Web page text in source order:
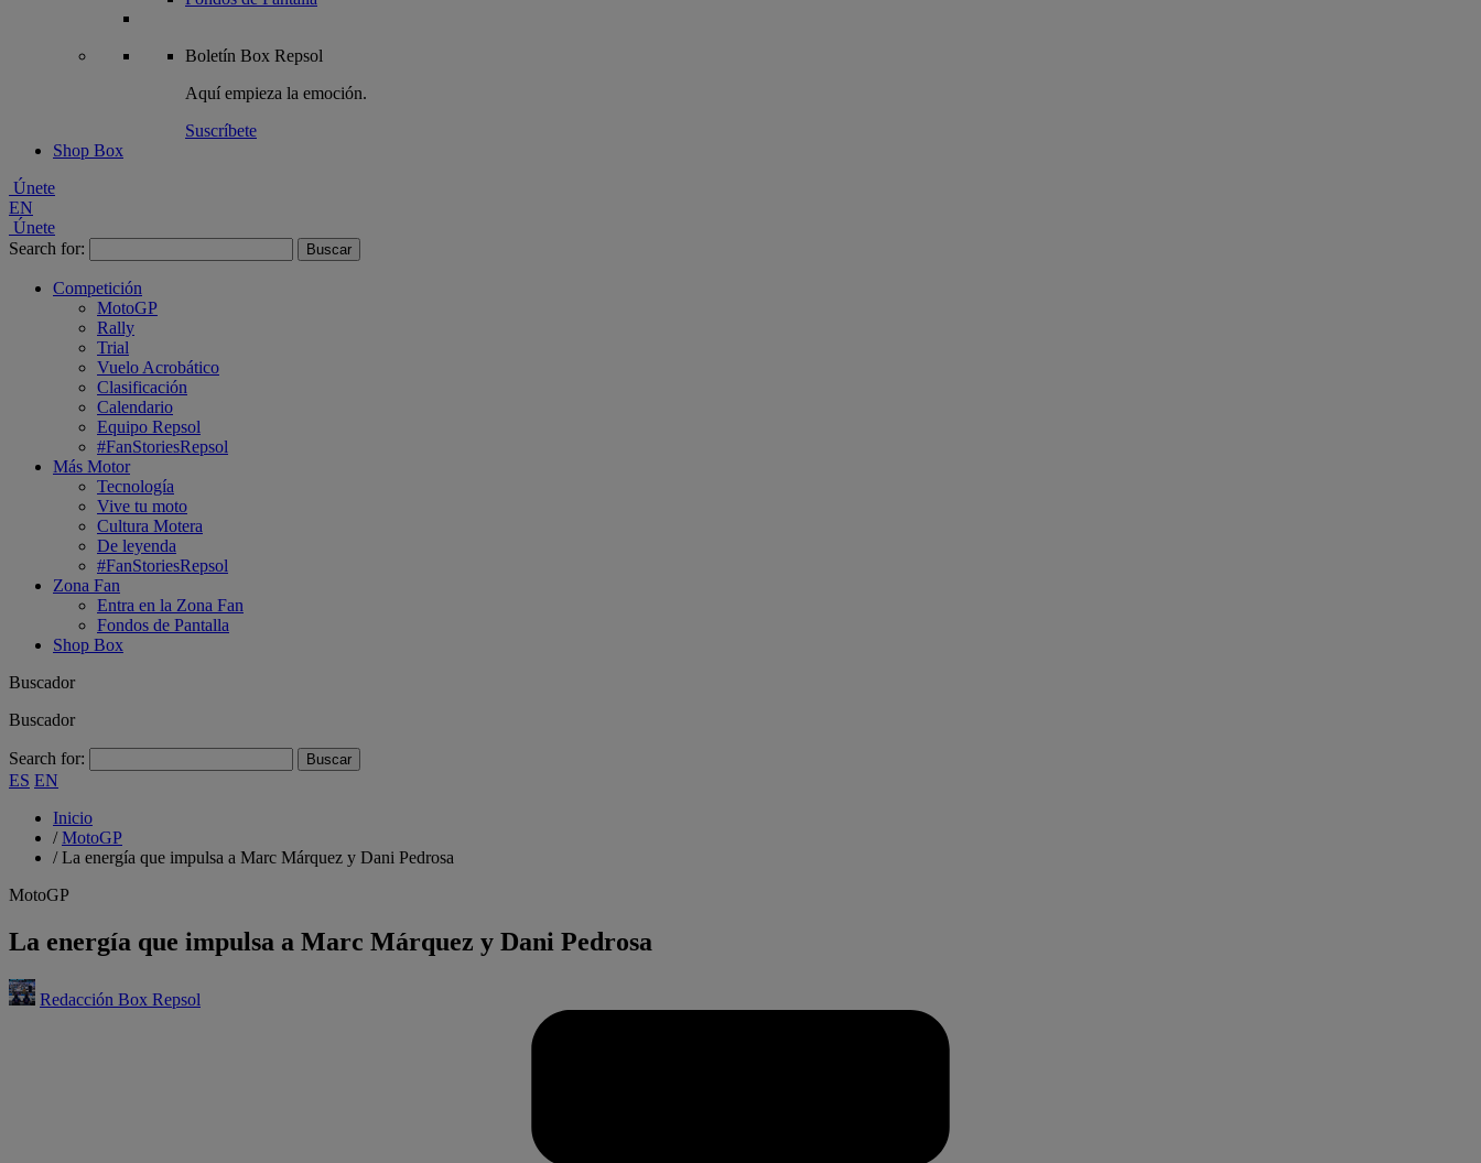
Boletín Box Repsol
Aquí empieza la emoción.
Suscríbete
Shop Box
Únete
EN
Únete
Search for:
Competición
MotoGP
Rally
Trial
Vuelo Acrobático
Clasificación
Calendario
Equipo Repsol
#FanStoriesRepsol
Más Motor
Tecnología
Vive tu moto
Cultura Motera
De leyenda
#FanStoriesRepsol
Zona Fan
Entra en la Zona Fan
Fondos de Pantalla
Shop Box
Buscador
Buscador
Search for:
ES EN
Inicio
/MotoGP
/La energía que impulsa a Marc Márquez y Dani Pedrosa
MotoGP
La energía que impulsa a Marc Márquez y Dani Pedrosa
Redacción Box Repsol